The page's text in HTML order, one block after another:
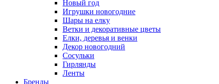
Новый год
Игрушки новогодние
Шары на елку
Ветки и декоративные цветы
Елки, деревья и венки
Декор новогодний
Сосульки
Гирлянды
Ленты
Бренды